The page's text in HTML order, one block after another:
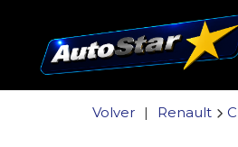
Volver | Renault